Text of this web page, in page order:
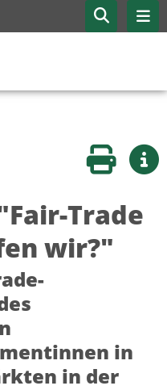
Seite
Trade
wir?"
in
in der